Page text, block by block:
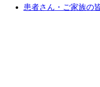
患者さん・ご家族の